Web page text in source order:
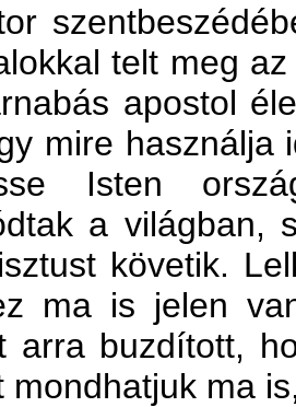
telt meg
apostol
mire használja
Isten
a világban,
követik.
ma is jelen
arra buzdított,
mondhatjuk ma